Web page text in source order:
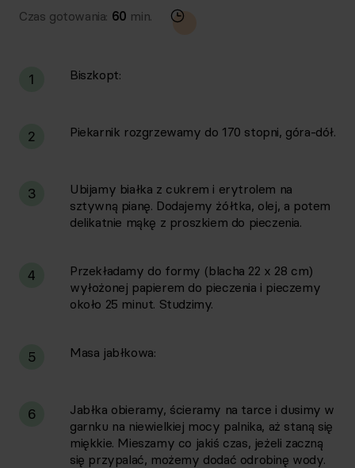
Czas gotowania: 60 min.
1 Biszkopt:
2 Piekarnik rozgrzewamy do 170 stopni, góra-dół.
3
Ubijamy białka z cukrem i erytrolem na
sztywną pianę. Dodajemy żółtka, olej, a potem
delikatnie mąkę z proszkiem do pieczenia.
4
Przekładamy do formy (blacha 22 x 28 cm)
wyłożonej papierem do pieczenia i pieczemy
około 25 minut. Studzimy.
5 Masa jabłkowa:
6
Jabłka obieramy, ścieramy na tarce i dusimy w
garnku na niewielkiej mocy palnika, aż staną się
miękkie. Mieszamy co jakiś czas, jeżeli zaczną
się przypalać, możemy dodać odrobinę wody.